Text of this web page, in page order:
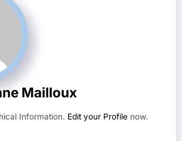
Mailloux
Information. Edit your Profile now.